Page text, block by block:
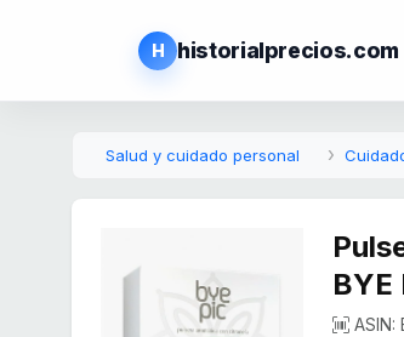
H historialprecios.com
Salud y cuidado personal
ASIN: